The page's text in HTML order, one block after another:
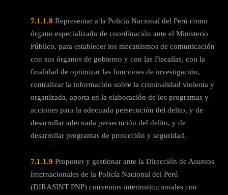
7.1.1.8 Representar a la Policía Nacional del Perú como
órgano especializado de coordinación ante el Ministerio
Público, para establecer los mecanismos de comunicación
con sus órganos de gobierno y con las Fiscalías, con la
finalidad de optimizar las funciones de investigación,
centralizar la información sobre la criminalidad violenta y
organizada, aporta en la elaboración de los programas y
acciones para la adecuada persecución del delito, y de
desarrollar adecuada persecución del delito, y de
desarrollar programas de protección y seguridad.
7.1.1.9 Proponer y gestionar ante la Dirección de Asuntos
Internacionales de la Policía Nacional del Perú
(DIRASINT PNP) convenios interinstitucionales con